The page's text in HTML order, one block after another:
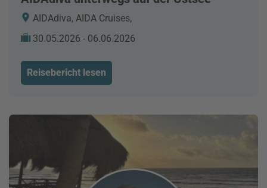
AIDAdiva, AIDA Cruises,
30.05.2026 - 06.06.2026
Reisebericht lesen